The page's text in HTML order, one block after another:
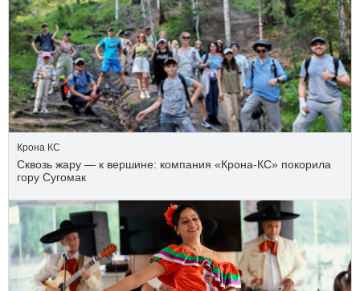
Крона КС
Сквозь жару — к вершине: компания «Крона‑КС» покорила
гору Сугомак